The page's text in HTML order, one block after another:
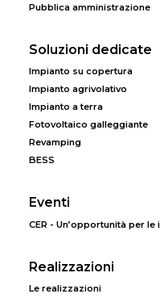
Pubblica amministrazione
Soluzioni dedicate
Impianto su copertura
Impianto agrivolativo
Impianto a terra
Fotovoltaico galleggiante
Revamping
BESS
Eventi
CER - Un’opportunità per
Realizzazioni
Le realizzazioni